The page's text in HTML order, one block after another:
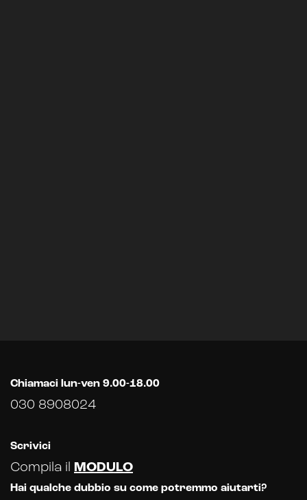
Chiamaci lun-ven 9.00-18.00
030 8908024
Scrivici
Compila il MODULO
Hai qualche dubbio su come potremmo aiutarti?